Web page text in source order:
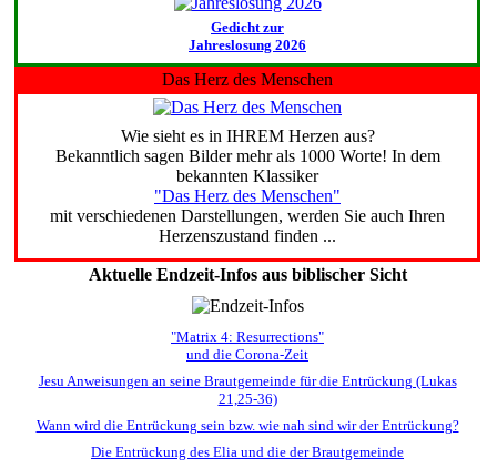
Gedicht zur
Jahreslosung 2026
Das Herz des Menschen
Wie sieht es in IHREM Herzen aus?
Bekanntlich sagen Bilder mehr als 1000 Worte! In dem
bekannten Klassiker
"Das Herz des Menschen"
mit verschiedenen Darstellungen, werden Sie auch Ihren
Herzenszustand finden ...
Aktuelle Endzeit-Infos aus biblischer Sicht
"Matrix 4: Resurrections"
und die Corona-Zeit
Jesu Anweisungen an seine Brautgemeinde für die Entrückung (Lukas
21,25-36)
Wann wird die Entrückung sein bzw. wie nah sind wir der Entrückung?
Die Entrückung des Elia und die der Brautgemeinde